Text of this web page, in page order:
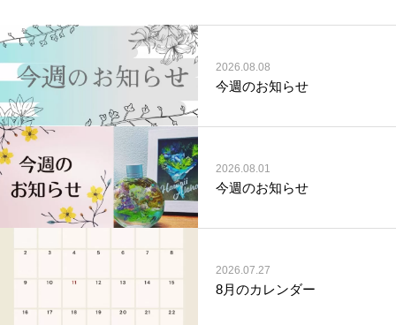
2026.08.08
今週のお知らせ
2026.08.01
今週のお知らせ
2026.07.27
8月のカレンダー